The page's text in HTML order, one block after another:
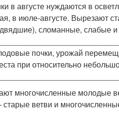
в августе нуждаются в
в июле-августе. Вырезают
сломанные, слабые
почки, урожай
при относительно
многочисленные молодые
ветви и